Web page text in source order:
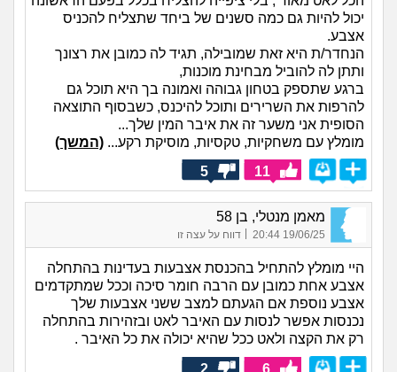
יכול להיות גם כמה סשנים של ביחד שתצליח להכניס
אצבע.
הנחדר/ת היא זאת שמובילה, תגיד לה כמובן את רצונך
ותתן לה להוביל מבחינת מוכנות,
ברגע שתספק בטחון גבוהה ואמונה בך היא תוכל גם
להרפות את השרירים ותוכל להיכנס, כשבסוף התוצאה
הסופית אני משער זה את איבר המין שלך...
מומלץ עם משחקיות, טקסיות, מוסיקת רקע... (המשך)
11
5
מאמן מנטלי, בן 58
19/06/25 20:44 דווח על עצה זו
היי מומלץ להתחיל בהכנסת אצבעות בעדינות בהתחלה
אצבע אחת כמובן עם הרבה חומר סיכה וככל שמתקדמים
אצבע נוספת אם הגעתם למצב ששני אצבעות שלך
נכנסות אפשר לנסות עם האיבר לאט ובזהירות בהתחלה
רק את הקצה ולאט ככל שהיא יכולה את כל האיבר .
6
2